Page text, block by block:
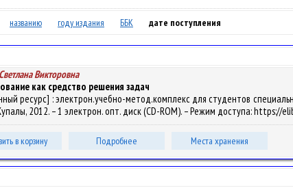
названию году издания ББК дате поступления
Викторовна
как средство решения задач
ресурс] : электрон.учебно-метод.комплекс для студентов
2012. – 1 электрон. опт. диск (CD-ROM). – Режим доступа: https://
в корзину Подробнее Места хранения